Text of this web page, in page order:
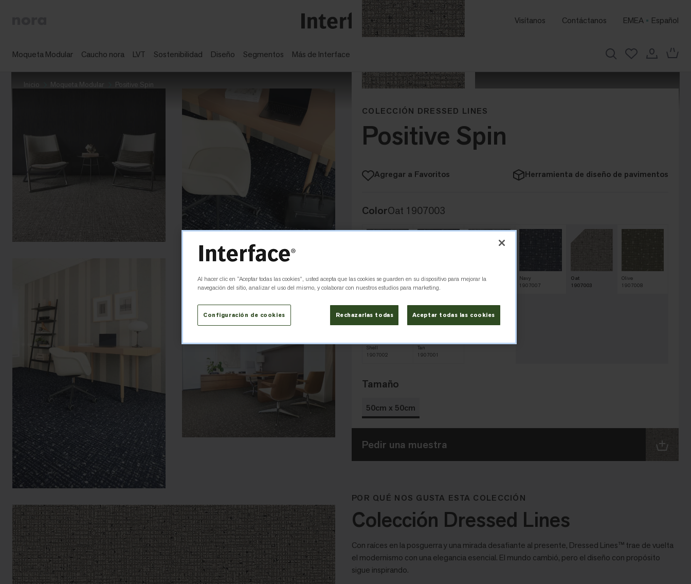
Visítanos Contáctanos EMEA Español
Moqueta Modular Caucho nora LVT Sostenibilidad Diseño Segmentos Más de Interface
Inicio Moqueta Modular Positive Spin
COLECCIÓN DRESSED LINES
Positive Spin
Agregar a Favoritos Herramienta de diseño de pavimentos
ColorOat 1907003
Charcoal
1907005
Ebony
1907006
Natural
Navy
1907007
Oat
1907003
Olive
1907008
Shell
1907002
Tan
1907001
Tamaño
50cm x 50cm
Pedir una muestra
POR QUÉ NOS GUSTA ESTA COLECCIÓN
Colección Dressed Lines
Con raíces en la posguerra y una mirada desafiante al presente, Dressed Lines™ trae de vuelta
el modernismo con una elegancia esencial. El mundo cambió, pero el diseño con propósito
sigue inspirando.
Al hacer clic en “Aceptar todas las cookies”, usted acepta que las cookies se guarden en su dispositivo para mejorar la
navegación del sitio, analizar el uso del mismo, y colaborar con nuestros estudios para marketing.
Configuración de cookies Rechazarlas todas Aceptar todas las cookies